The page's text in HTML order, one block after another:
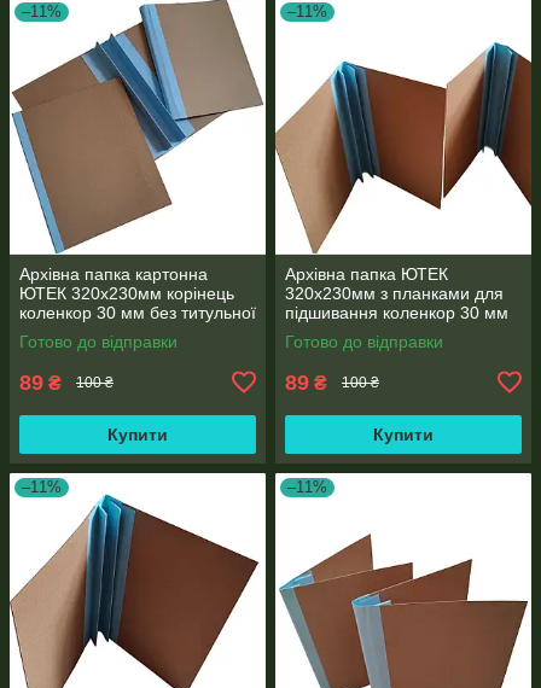
–11%
Архівна папка картонна
ЮТЕК 320х230мм корінець
коленкор 30 мм без титульної
сторінки формат А4
Готово до відправки
89 ₴ 100 ₴
Купити
–11%
Архівна папка ЮТЕК
320х230мм з планками для
підшивання коленкор 30 мм
без титульної сторінки А4
Готово до відправки
89 ₴ 100 ₴
Купити
–11% –11%